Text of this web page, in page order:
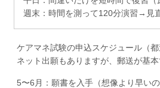
週末：時間を測って120分演習→見
ケアマネ試験の申込スケジュール（
ネット出願もありますが、郵送が基本
5〜6月：願書を入手（想像より早いの